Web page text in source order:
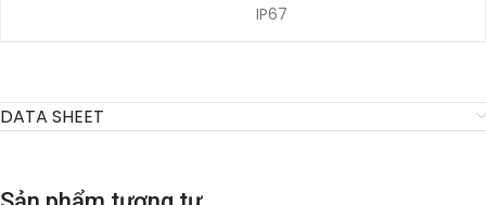
IP67
DATA SHEET